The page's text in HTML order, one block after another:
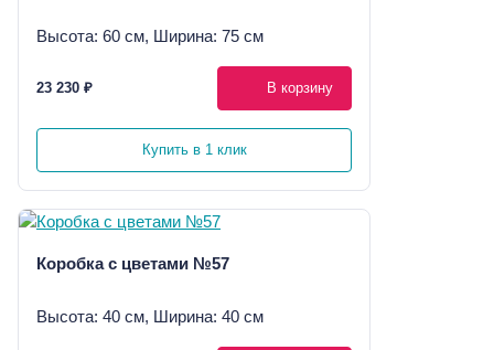
Высота: 60 см, Ширина: 75 см
23 230 ₽ В корзину
Купить в 1 клик
Коробка с цветами №57
Высота: 40 см, Ширина: 40 см